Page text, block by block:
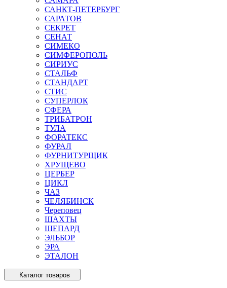
САНКТ-ПЕТЕРБУРГ
САРАТОВ
СЕКРЕТ
СЕНАТ
СИМЕКО
СИМФЕРОПОЛЬ
СИРИУС
СТАЛЬФ
СТАНДАРТ
СТИС
СУПЕРЛОК
СФЕРА
ТРИБАТРОН
ТУЛА
ФОРАТЕКС
ФУРАЛ
ФУРНИТУРЩИК
ХРУЩЕВО
ЦЕРБЕР
ЦИКЛ
ЧАЗ
ЧЕЛЯБИНСК
Череповец
ШАХТЫ
ШЕПАРД
ЭЛЬБОР
ЭРА
ЭТАЛОН
Каталог товаров